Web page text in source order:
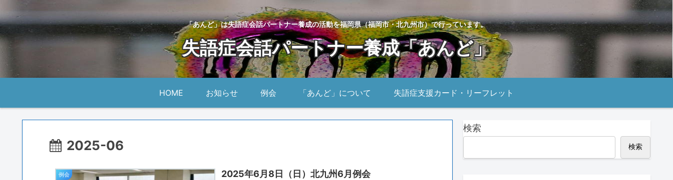
「あんど」は失語症会話パートナー養成の活動を福岡県（福岡市・北九州市）で行っています。
失語症会話パートナー養成「あんど」
HOME お知らせ 例会 「あんど」について 失語症支援カード・リーフレット
2025-06
例会 2025年6月8日（日）北九州6月例会
検索
検索